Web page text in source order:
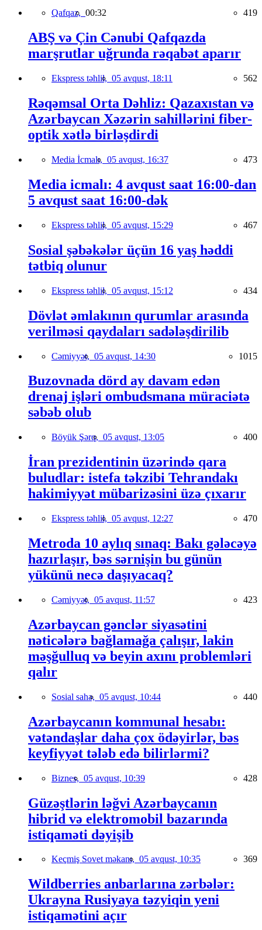
Qafqaz, 00:32 419
ABŞ və Çin Cənubi Qafqazda
marşrutlar uğrunda rəqabət aparır
Ekspress təhlil, 05 avqust, 18:11 562
Rəqəmsal Orta Dəhliz: Qazaxıstan və
Azərbaycan Xəzərin sahillərini fiber-
optik xətlə birləşdirdi
Media İcmalı, 05 avqust, 16:37 473
Media icmalı: 4 avqust saat 16:00-dan
5 avqust saat 16:00-dək
Ekspress təhlil, 05 avqust, 15:29 467
Sosial şəbəkələr üçün 16 yaş həddi
tətbiq olunur
Ekspress təhlil, 05 avqust, 15:12 434
Dövlət əmlakının qurumlar arasında
verilməsi qaydaları sadələşdirilib
Cəmiyyət, 05 avqust, 14:30 1015
Buzovnada dörd ay davam edən
drenaj işləri ombudsmana müraciətə
səbəb olub
Böyük Şərq, 05 avqust, 13:05 400
İran prezidentinin üzərində qara
buludlar: istefa təkzibi Tehrandakı
hakimiyyət mübarizəsini üzə çıxarır
Ekspress təhlil, 05 avqust, 12:27 470
Metroda 10 aylıq sınaq: Bakı gələcəyə
hazırlaşır, bəs sərnişin bu günün
yükünü necə daşıyacaq?
Cəmiyyət, 05 avqust, 11:57 423
Azərbaycan gənclər siyasətini
nəticələrə bağlamağa çalışır, lakin
məşğulluq və beyin axını problemləri
qalır
Sosial sahə, 05 avqust, 10:44 440
Azərbaycanın kommunal hesabı:
vətəndaşlar daha çox ödəyirlər, bəs
keyfiyyət tələb edə bilirlərmi?
Biznes, 05 avqust, 10:39 428
Güzəştlərin ləğvi Azərbaycanın
hibrid və elektromobil bazarında
istiqaməti dəyişib
Keçmiş Sovet məkanı, 05 avqust, 10:35 369
Wildberries anbarlarına zərbələr:
Ukrayna Rusiyaya təzyiqin yeni
istiqamətini açır